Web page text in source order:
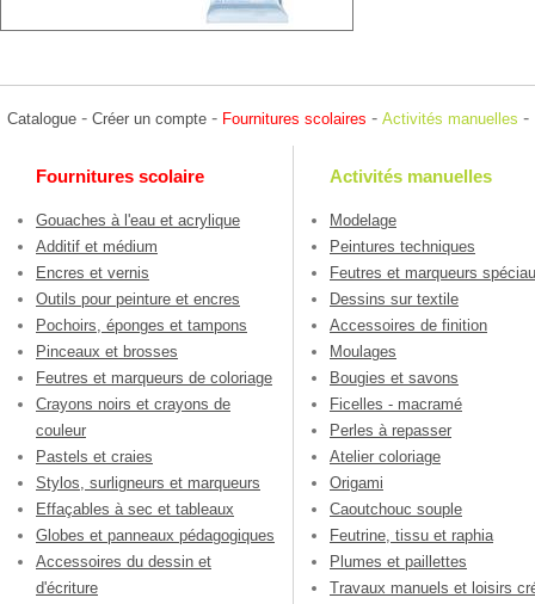
Catalogue - Créer un compte - Fournitures scolaires - Activités manuelles -
Fournitures scolaire
Gouaches à l'eau et acrylique
Additif et médium
Encres et vernis
Outils pour peinture et encres
Pochoirs, éponges et tampons
Pinceaux et brosses
Feutres et marqueurs de coloriage
Crayons noirs et crayons de
couleur
Pastels et craies
Stylos, surligneurs et marqueurs
Effaçables à sec et tableaux
Globes et panneaux pédagogiques
Accessoires du dessin et
d'écriture
Activités manuelles
Modelage
Peintures techniques
Feutres et marqueurs
Dessins sur textile
Accessoires de finition
Moulages
Bougies et savons
Ficelles - macramé
Perles à repasser
Atelier coloriage
Origami
Caoutchouc souple
Feutrine, tissu et raphia
Plumes et paillettes
Travaux manuels et loisirs